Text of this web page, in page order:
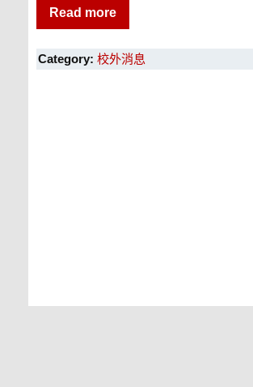
Read more
Category: 校外消息